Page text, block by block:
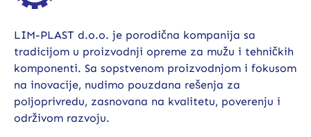
LIM-PLAST d.o.o. je porodična kompanija sa
tradicijom u proizvodnji opreme za mužu i tehničkih
komponenti. Sa sopstvenom proizvodnjom i fokusom
na inovacije, nudimo pouzdana rešenja za
poljoprivredu, zasnovana na kvalitetu, poverenju i
održivom razvoju.